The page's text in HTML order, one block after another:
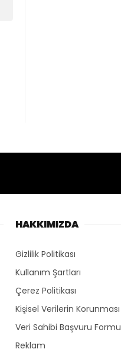
HAKKIMIZDA
Gizlilik Politikası
Kullanım Şartları
Çerez Politikası
Kişisel Verilerin Korunması
Veri Sahibi Başvuru Formu
Reklam